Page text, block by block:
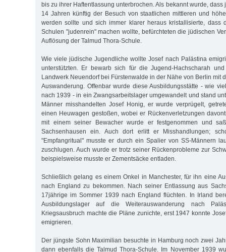
bis zu ihrer Haftentlassung unterbrochen. Als bekannt wurde,
14 Jahren künftig der Besuch von staatlichen mittleren und
werden sollte und sich immer klarer heraus kristallisierte, dass
Schulen "judenrein" machen wollte, befürchteten die jüdischen
Auflösung der Talmud Thora-Schule.
Wie viele jüdische Jugendliche wollte Josef nach Palästina
unterstützten. Er bewarb sich für die Jugend-Hachscharah
Landwerk Neuendorf bei Fürstenwalde in der Nähe von Berlin mit
Auswanderung. Offenbar wurde diese Ausbildungsstätte - wie
nach 1939 - in ein Zwangsarbeitslager umgewandelt und stand
Männer misshandelten Josef Honig, er wurde verprügelt,
einen Heuwagen gestoßen, wobei er Rückenverletzungen
mit einem seiner Bewacher wurde er festgenommen und
Sachsenhausen ein. Auch dort erlitt er Misshandlungen;
"Empfangritual" musste er durch ein Spalier von SS-Männern
zuschlugen. Auch wurde er trotz seiner Rückenprobleme zur
beispielsweise musste er Zementsäcke entladen.
Schließlich gelang es einem Onkel in Manchester, für ihn eine
nach England zu bekommen. Nach seiner Entlassung aus
17jährige im Sommer 1939 nach England flüchten. In Irland
Ausbildungslager auf die Weiterauswanderung nach
Kriegsausbruch machte die Pläne zunichte, erst 1947 konnte
emigrieren.
Der jüngste Sohn Maximilian besuchte in Hamburg noch zwei
dann ebenfalls die Talmud Thora-Schule. Im November 1939